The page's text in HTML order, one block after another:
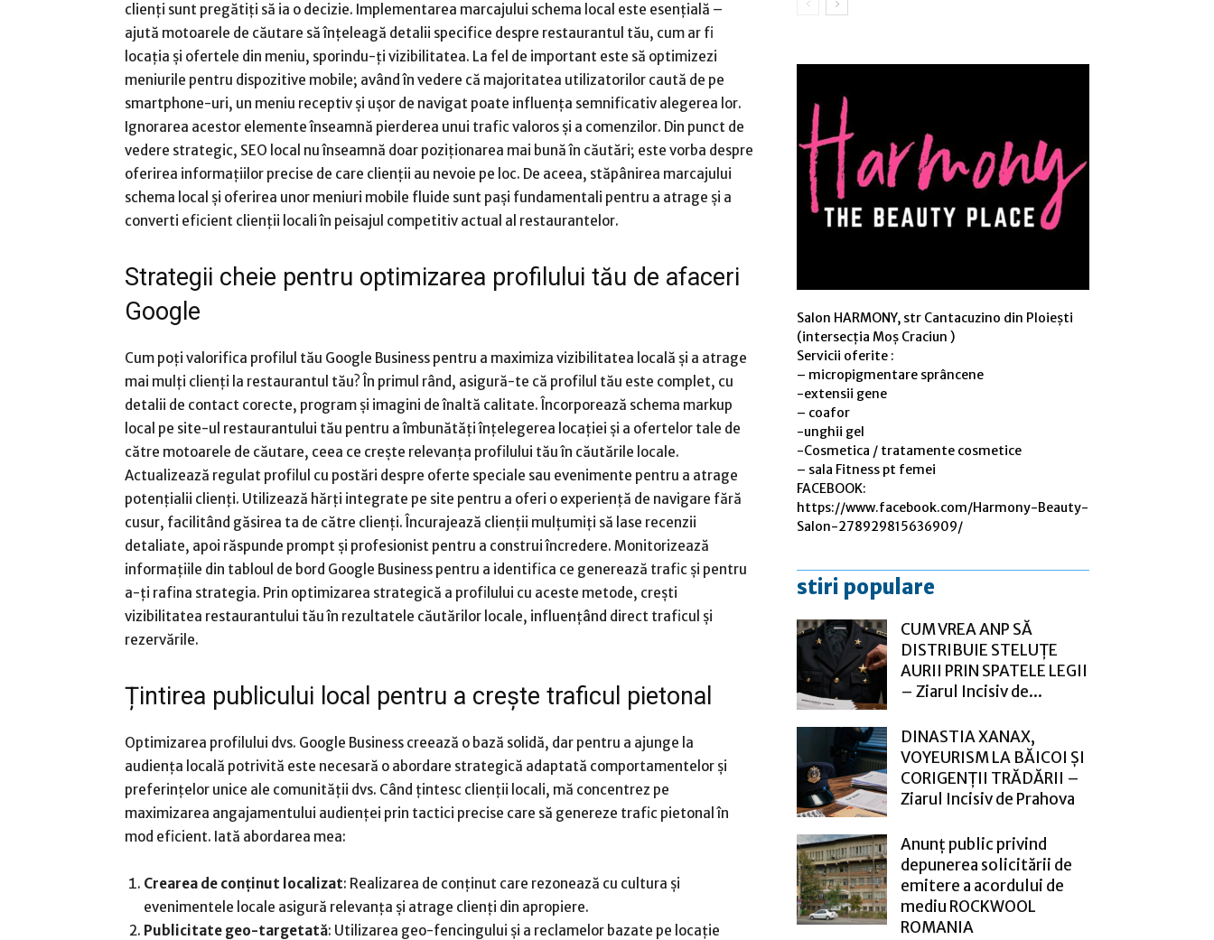
clienți sunt pregătiți să ia o decizie. Implementarea marcajului schema local este esențială –
ajută motoarele de căutare să înțeleagă detalii specifice despre restaurantul tău, cum ar fi
locația și ofertele din meniu, sporindu-ți vizibilitatea. La fel de important este să optimizezi
meniurile pentru dispozitive mobile; având în vedere că majoritatea utilizatorilor caută de pe
smartphone-uri, un meniu receptiv și ușor de navigat poate influența semnificativ alegerea lor.
Ignorarea acestor elemente înseamnă pierderea unui trafic valoros și a comenzilor. Din punct de
vedere strategic, SEO local nu înseamnă doar poziționarea mai bună în căutări; este vorba despre
oferirea informațiilor precise de care clienții au nevoie pe loc. De aceea, stăpânirea marcajului
schema local și oferirea unor meniuri mobile fluide sunt pași fundamentali pentru a atrage și a
converti eficient clienții locali în peisajul competitiv actual al restaurantelor.
Strategii cheie pentru optimizarea profilului tău de afaceri
Google
Cum poți valorifica profilul tău Google Business pentru a maximiza vizibilitatea locală și a atrage
mai mulți clienți la restaurantul tău? În primul rând, asigură-te că profilul tău este complet, cu
detalii de contact corecte, program și imagini de înaltă calitate. Încorporează schema markup
local pe site-ul restaurantului tău pentru a îmbunătăți înțelegerea locației și a ofertelor tale de
către motoarele de căutare, ceea ce crește relevanța profilului tău în căutările locale.
Actualizează regulat profilul cu postări despre oferte speciale sau evenimente pentru a atrage
potențialii clienți. Utilizează hărți integrate pe site pentru a oferi o experiență de navigare fără
cusur, facilitând găsirea ta de către clienți. Încurajează clienții mulțumiți să lase recenzii
detaliate, apoi răspunde prompt și profesionist pentru a construi încredere. Monitorizează
informațiile din tabloul de bord Google Business pentru a identifica ce generează trafic și pentru
a-ți rafina strategia. Prin optimizarea strategică a profilului cu aceste metode, crești
vizibilitatea restaurantului tău în rezultatele căutărilor locale, influențând direct traficul și
rezervările.
Țintirea publicului local pentru a crește traficul pietonal
Optimizarea profilului dvs. Google Business creează o bază solidă, dar pentru a ajunge la
audiența locală potrivită este necesară o abordare strategică adaptată comportamentelor și
preferințelor unice ale comunității dvs. Când țintesc clienții locali, mă concentrez pe
maximizarea angajamentului audienței prin tactici precise care să genereze trafic pietonal în
mod eficient. Iată abordarea mea:
Crearea de conținut localizat: Realizarea de conținut care rezonează cu cultura și
evenimentele locale asigură relevanța și atrage clienți din apropiere.
Publicitate geo-targetată: Utilizarea geo-fencingului și a reclamelor bazate pe locație
Salon HARMONY, str Cantacuzino din Ploiești
(intersecția Moș Craciun )
Servicii oferite :
– micropigmentare sprâncene
-extensii gene
– coafor
-unghii gel
-Cosmetica / tratamente cosmetice
– sala Fitness pt femei
FACEBOOK:
https://www.facebook.com/Harmony-Beauty-
Salon-278929815636909/
stiri populare
CUM VREA ANP SĂ
DISTRIBUIE STELUȚE
AURII PRIN SPATELE LEGII
– Ziarul Incisiv de...
DINASTIA XANAX,
VOYEURISM LA BĂICOI ȘI
CORIGENȚII TRĂDĂRII –
Ziarul Incisiv de Prahova
Anunț public privind
depunerea solicitării de
emitere a acordului de
mediu ROCKWOOL
ROMANIA